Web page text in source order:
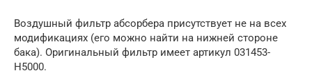
Воздушный фильтр абсорбера присутствует не на всех
модификациях (его можно найти на нижней стороне
бака). Оригинальный фильтр имеет артикул 031453-
H5000.